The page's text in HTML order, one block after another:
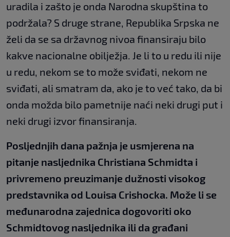
uradila i zašto je onda Narodna skupština to
podržala? S druge strane, Republika Srpska ne
želi da se sa državnog nivoa finansiraju bilo
kakve nacionalne obilježja. Je li to u redu ili nije
u redu, nekom se to može sviđati, nekom ne
sviđati, ali smatram da, ako je to već tako, da bi
onda možda bilo pametnije naći neki drugi put i
neki drugi izvor finansiranja.
Posljednjih dana pažnja je usmjerena na
pitanje nasljednika Christiana Schmidta i
privremeno preuzimanje dužnosti visokog
predstavnika od Louisa Crishocka. Može li se
međunarodna zajednica dogovoriti oko
Schmidtovog nasljednika ili da građani